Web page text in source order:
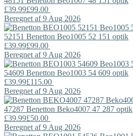
£39.99£99.00
Beregnet af 9 Aug 2026
52151 Benetton Beo1005 52 151 optik
£39.99£99.00
Beregnet af 9 Aug 2026
54609 Benetton Beo1003 54 609 optik
£39.99£115.00
Beregnet af 9 Aug 2026
47287 Benetton Beko4007 47 287 optik
£39.99£50.00
Beregnet af 9 Aug 2026